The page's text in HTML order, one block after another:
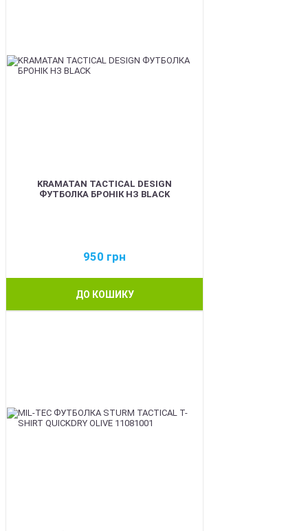
KRAMATAN TACTICAL DESIGN
ФУТБОЛКА БРОНІК НЗ BLACK
950 грн
ДО КОШИКУ